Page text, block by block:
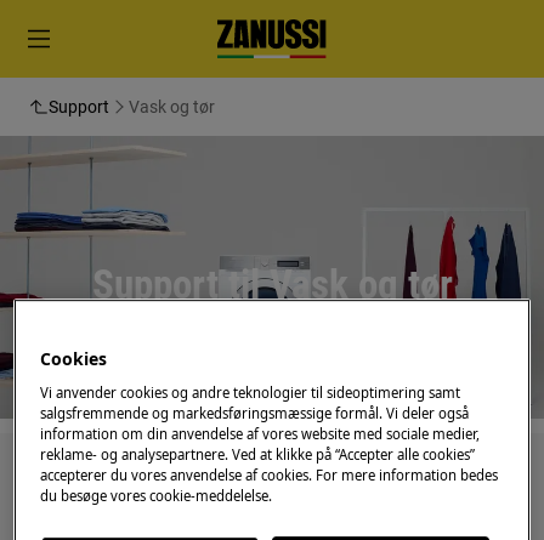
Support Vask og tør
Support til Vask og tør
Søg blandt vores supportartikler
Cookies
Vi anvender cookies og andre teknologier til sideoptimering samt
salgsfremmende og markedsføringsmæssige formål. Vi deler også
information om din anvendelse af vores website med sociale medier,
reklame- og analysepartnere. Ved at klikke på “Accepter alle cookies”
accepterer du vores anvendelse af cookies. For mere information bedes
du besøge vores cookie-meddelelse.